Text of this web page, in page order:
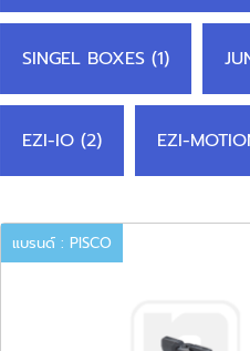
SINGEL BOXES (1)
EZI-IO (2) EZI-
แบรนด์ : PISCO